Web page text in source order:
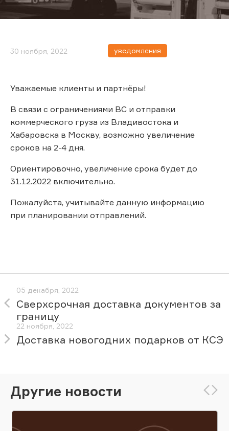
30 ноября, 2022 уведомления
Уважаемые клиенты и партнёры!
В связи с ограничениями ВС и отправки
коммерческого груза из Владивостока и
Хабаровска в Москву, возможно увеличение
сроков на 2-4 дня.
Ориентировочно, увеличение срока будет до
31.12.2022 включительно.
Пожалуйста, учитывайте данную информацию
при планировании отправлений.
05 декабря, 2022
Сверхсрочная доставка документов за
границу
22 ноября, 2022
Доставка новогодних подарков от КСЭ
Другие новости